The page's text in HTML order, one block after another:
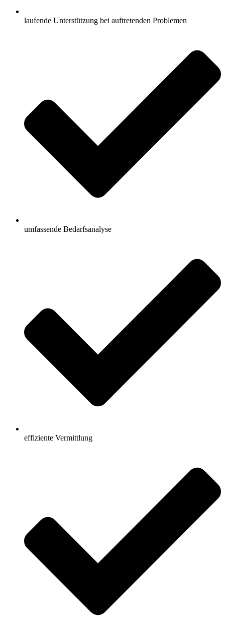
laufende Unterstützung bei auftretenden Problemen
umfassende Bedarfsanalyse
effiziente Vermittlung